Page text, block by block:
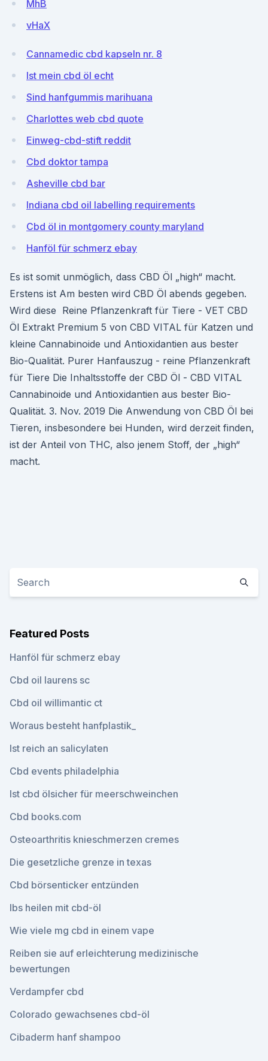
MhB
vHaX
Cannamedic cbd kapseln nr. 8
Ist mein cbd öl echt
Sind hanfgummis marihuana
Charlottes web cbd quote
Einweg-cbd-stift reddit
Cbd doktor tampa
Asheville cbd bar
Indiana cbd oil labelling requirements
Cbd öl in montgomery county maryland
Hanföl für schmerz ebay
Es ist somit unmöglich, dass CBD Öl „high“ macht.
Erstens ist Am besten wird CBD Öl abends gegeben.
Wird diese Reine Pflanzenkraft für Tiere - VET CBD
Öl Extrakt Premium 5 von CBD VITAL für Katzen und
kleine Cannabinoide und Antioxidantien aus bester
Bio-Qualität. Purer Hanfauszug - reine Pflanzenkraft
für Tiere Die Inhaltsstoffe der CBD Öl - CBD VITAL
Cannabinoide und Antioxidantien aus bester Bio-
Qualität. 3. Nov. 2019 Die Anwendung von CBD Öl bei
Tieren, insbesondere bei Hunden, wird derzeit finden,
ist der Anteil von THC, also jenem Stoff, der „high“
macht.
Featured Posts
Hanföl für schmerz ebay
Cbd oil laurens sc
Cbd oil willimantic ct
Woraus besteht hanfplastik_
Ist reich an salicylaten
Cbd events philadelphia
Ist cbd ölsicher für meerschweinchen
Cbd books.com
Osteoarthritis knieschmerzen cremes
Die gesetzliche grenze in texas
Cbd börsenticker entzünden
Ibs heilen mit cbd-öl
Wie viele mg cbd in einem vape
Reiben sie auf erleichterung medizinische
bewertungen
Verdampfer cbd
Colorado gewachsenes cbd-öl
Cibaderm hanf shampoo